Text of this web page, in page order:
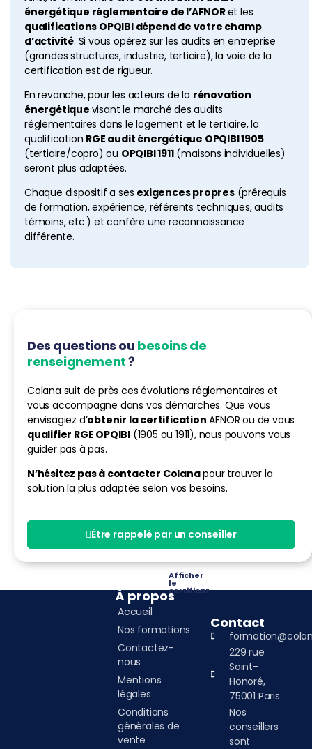
énergétique réglementaire de l’AFNORet les
qualifications OPQIBI dépend de votre champ
d’activité. Si vous opérez sur les audits en entreprise
(grandes structures, industrie, tertiaire), la voie de la
certification est de rigueur.
En revanche, pour les acteurs de la rénovation
énergétique visant le marché des audits
réglementaires dans le logement et le tertiaire, la
qualification RGE audit énergétique OPQIBI 1905
(tertiaire/copro) ou OPQIBI 1911(maisons individuelles)
seront plus adaptées.
Chaque dispositif a ses exigences propres(prérequis
de formation, expérience, référents techniques, audits
témoins, etc.) et confère une reconnaissance
différente.
Des questions ou besoins de
renseignement?
Colana suit de près ces évolutions réglementaires et
vous accompagne dans vos démarches. Que vous
envisagiez d’obtenir la certification AFNOR ou de vous
qualifier RGE OPQIBI (1905 ou 1911), nous pouvons vous
guider pas à pas.
N’hésitez pas à contacter Colanapour trouver la
solution la plus adaptée selon vos besoins.
Être rappelé par un conseiller
Afficher
le
certificat
À propos
Accueil
Nos formations
Contactez-
nous
Mentions
légales
Conditions
générales de
vente
Contact
229 rue
Saint-
Honoré,
75001 Paris
Nos
conseillers
sont